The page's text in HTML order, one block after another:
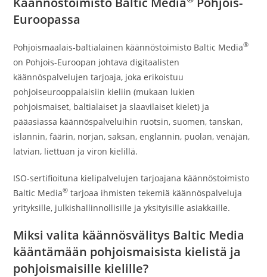
Euroopassa
Pohjoismaalais-baltialainen käännöstoimisto Baltic Media®
on Pohjois-Euroopan johtava digitaalisten
käännöspalvelujen tarjoaja, joka erikoistuu
pohjoiseurooppalaisiin kieliin (mukaan lukien
pohjoismaiset, baltialaiset ja slaavilaiset kielet) ja
pääasiassa käännöspalveluihin ruotsin, suomen, tanskan,
islannin, fäärin, norjan, saksan, englannin, puolan, venäjän,
latvian, liettuan ja viron kielillä.
ISO-sertifioituna kielipalvelujen tarjoajana käännöstoimisto
Baltic Media® tarjoaa ihmisten tekemiä käännöspalveluja
yrityksille, julkishallinnollisille ja yksityisille asiakkaille.
Miksi valita käännösvälitys Baltic Media
kääntämään pohjoismaisista kielistä ja
pohjoismaisille kielille?